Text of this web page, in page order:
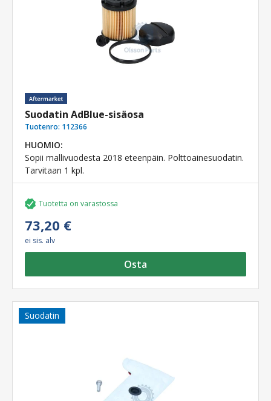
Suodatin AdBlue-sisäosa
Tuotenro: 112366
HUOMIO:
Sopii mallivuodesta 2018 eteenpäin. Polttoainesuodatin.
Tarvitaan 1 kpl.
Tuotetta on varastossa
73,20 €
ei sis. alv
Osta
Suodatin